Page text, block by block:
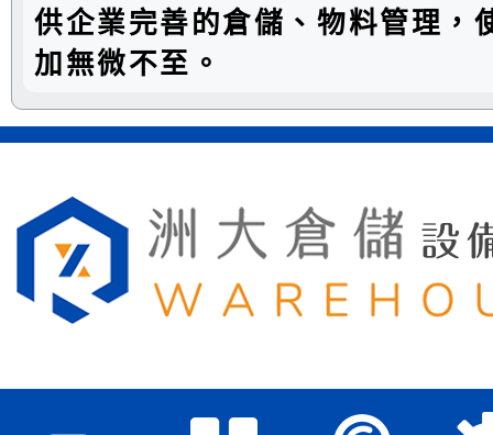
供企業完善的倉儲、物料管理，
加無微不至。
洲大倉儲設備有限公司